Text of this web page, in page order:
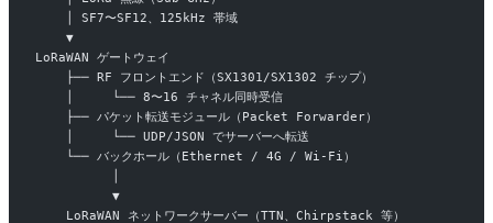
    │ SF7〜SF12、125kHz 帯域
    ▼
LoRaWAN ゲートウェイ
    ├── RF フロントエンド（SX1301/SX1302 チップ）
    │     └── 8〜16 チャネル同時受信
    ├── パケット転送モジュール（Packet Forwarder）
    │     └── UDP/JSON でサーバーへ転送
    └── バックホール（Ethernet / 4G / Wi-Fi）
          ▼
    LoRaWAN ネットワークサーバー（TTN、Chirpstack 等）